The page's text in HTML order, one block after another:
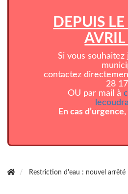
DEPUIS
Si vous
contactez
28
OU par mail à
En cas
Restriction d'eau : nouvel arrêté